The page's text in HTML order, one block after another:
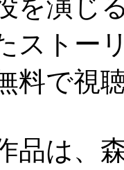
を演じ
ストー
料で視
品は、